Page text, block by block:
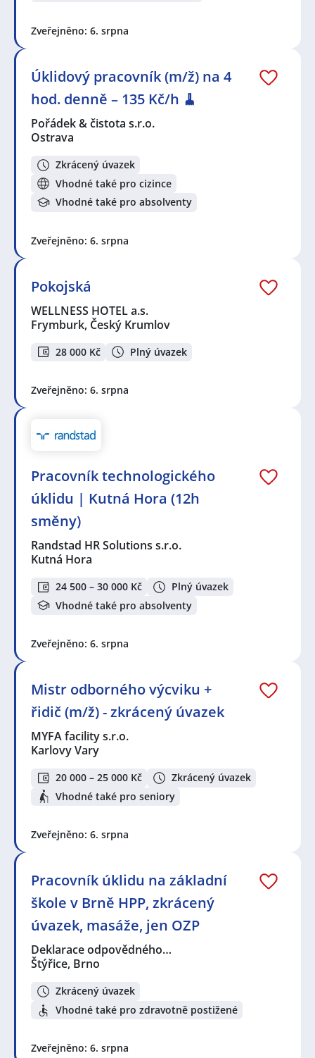
Zveřejněno: 6. srpna
Úklidový pracovník (m/ž) na 4
hod. denně – 135 Kč/h 🧹
Pořádek & čistota s.r.o.
Ostrava
Zkrácený úvazek
Vhodné také pro cizince
Vhodné také pro absolventy
Zveřejněno: 6. srpna
Pokojská
WELLNESS HOTEL a.s.
Frymburk, Český Krumlov
28 000 Kč Plný úvazek
Zveřejněno: 6. srpna
Pracovník technologického
úklidu | Kutná Hora (12h
směny)
Randstad HR Solutions s.r.o.
Kutná Hora
24 500 – 30 000 Kč
Plný úvazek
Vhodné také pro absolventy
Zveřejněno: 6. srpna
Mistr odborného výcviku +
řidič (m/ž) - zkrácený úvazek
MYFA facility s.r.o.
Karlovy Vary
20 000 – 25 000 Kč
Zkrácený úvazek
Vhodné také pro seniory
Zveřejněno: 6. srpna
Pracovník úklidu na základní
škole v Brně HPP, zkrácený
úvazek, masáže, jen OZP
Deklarace odpovědného…
Štýřice, Brno
Zkrácený úvazek
Vhodné také pro zdravotně postižené
Zveřejněno: 6. srpna